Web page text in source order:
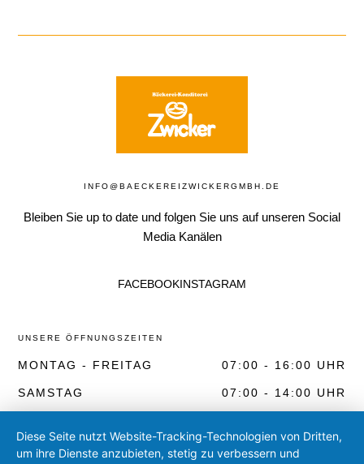
INFO@BAECKEREIZWICKERGMBH.DE
Bleiben Sie up to date und folgen Sie uns auf unseren Social
Media Kanälen
FACEBOOKINSTAGRAM
UNSERE ÖFFNUNGSZEITEN
MONTAG - FREITAG
SAMSTAG
07:00 - 16:00 UHR
07:00 - 14:00 UHR
HIER FINDEN SIE UNS
Diese Seite nutzt Website-Tracking-Technologien von Dritten,
um ihre Dienste anzubieten, stetig zu verbessern und